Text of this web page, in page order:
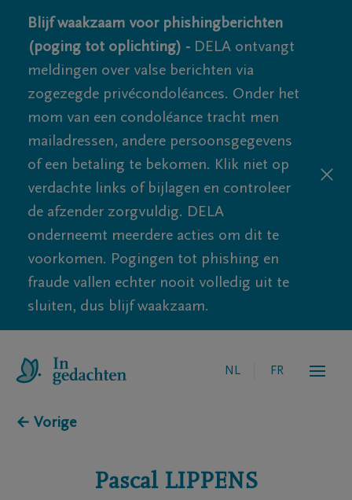
Blijf waakzaam voor phishingberichten
(poging tot oplichting) - DELA ontvangt
meldingen over valse berichten via
zogezegde privécondoléances. Onder het
mom van een condoléance tracht men
mailadressen, andere persoonsgegevens
of een betaling te bekomen. Klik niet op
verdachte links of bijlagen en controleer
de afzender zorgvuldig. DELA
onderneemt meerdere acties om dit te
voorkomen. Pogingen tot phishing en
fraude vallen echter nooit volledig uit te
sluiten, dus blijf waakzaam.
NL FR
← Vorige
Pascal LIPPENS